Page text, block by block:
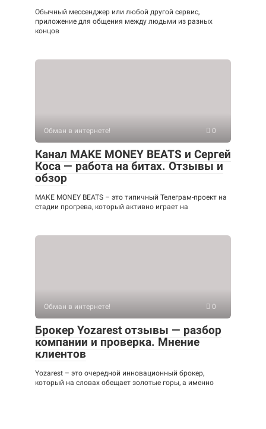
Обычный мессенджер или любой другой сервис,
приложение для общения между людьми из разных
концов
Обман в интернете! 0
Канал MAKE MONEY BEATS и Сергей
Коса — работа на битах. Отзывы и
обзор
MAKE MONEY BEATS – это типичный Телеграм-проект на
стадии прогрева, который активно играет на
Обман в интернете! 0
Брокер Yozarest отзывы — разбор
компании и проверка. Мнение
клиентов
Yozarest – это очередной инновационный брокер,
который на словах обещает золотые горы, а именно